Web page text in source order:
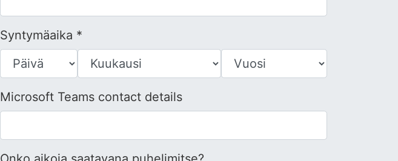
Syntymäaika *
Microsoft Teams contact details